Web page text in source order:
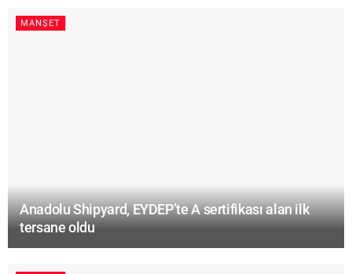
MANŞET
Anadolu Shipyard, EYDEP’te A sertifikası alan ilk
tersane oldu